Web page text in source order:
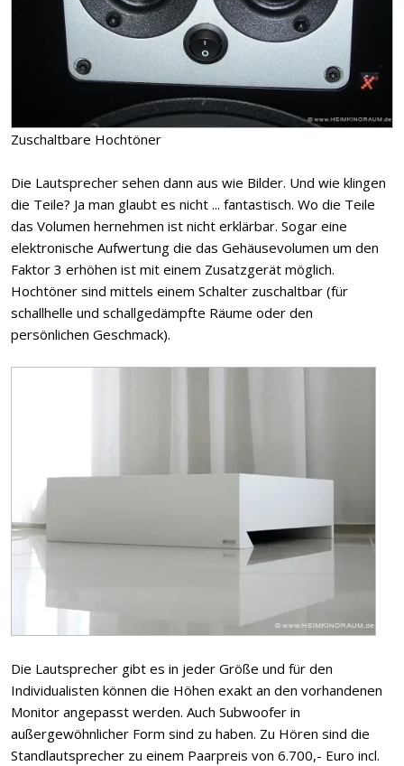
Zuschaltbare Hochtöner
Die Lautsprecher sehen dann aus wie Bilder. Und wie klingen
die Teile? Ja man glaubt es nicht ... fantastisch. Wo die Teile
das Volumen hernehmen ist nicht erklärbar. Sogar eine
elektronische Aufwertung die das Gehäusevolumen um den
Faktor 3 erhöhen ist mit einem Zusatzgerät möglich.
Hochtöner sind mittels einem Schalter zuschaltbar (für
schallhelle und schallgedämpfte Räume oder den
persönlichen Geschmack).
Die Lautsprecher gibt es in jeder Größe und für den
Individualisten können die Höhen exakt an den vorhandenen
Monitor angepasst werden. Auch Subwoofer in
außergewöhnlicher Form sind zu haben. Zu Hören sind die
Standlautsprecher zu einem Paarpreis von 6.700,- Euro incl.